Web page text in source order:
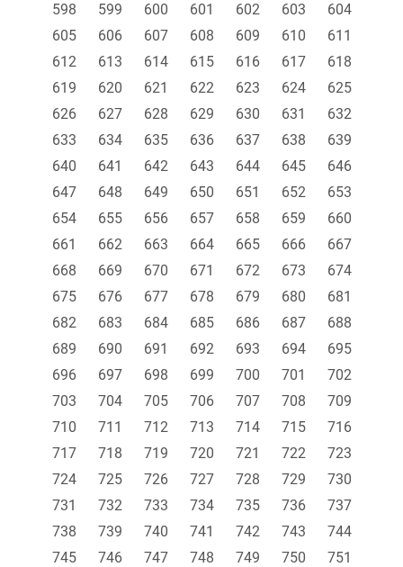
598
599 600 601 602 603
604
605
606 607 608 609 610
611
612
613 614 615 616 617
618
619
620 621 622 623 624
625
626
627 628 629 630 631
632
633
634 635 636 637 638
639
640
641 642 643 644 645
646
647
648 649 650 651 652
653
654
655 656 657 658 659
660
661
662 663 664 665 666
667
668
669 670 671 672 673
674
675
676 677 678 679 680
681
682
683 684 685 686 687
688
689
690 691 692 693 694
695
696
697 698 699 700 701
702
703
704 705 706 707 708
709
710
711 712 713 714 715
716
717
718 719 720 721 722
723
724
725 726 727 728 729
730
731
732 733 734 735 736
737
738
739 740 741 742 743
744
745
746 747 748 749 750
751